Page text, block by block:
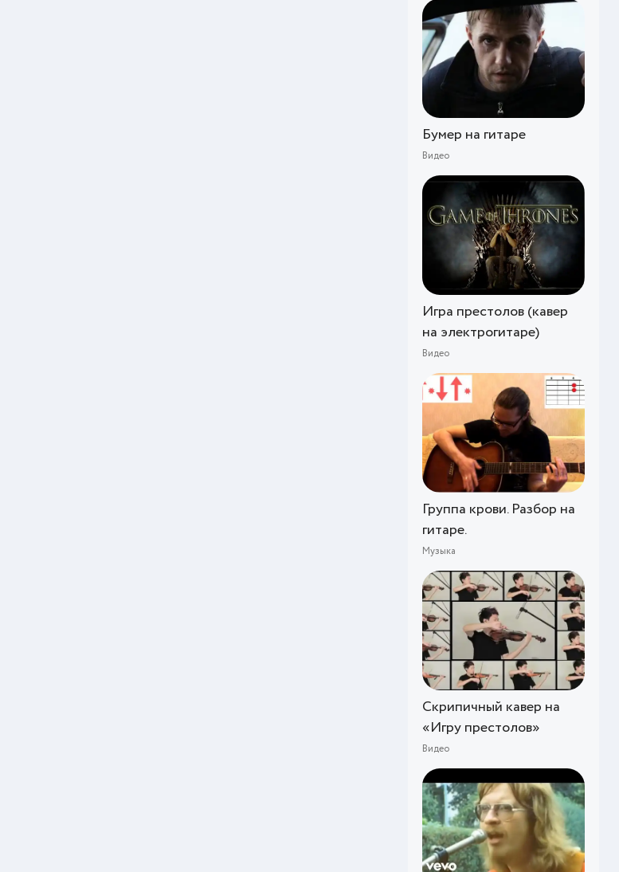
Бумер на гитаре
Видео
Игра престолов (кавер
на электрогитаре)
Видео
Группа крови. Разбор на
гитаре.
Музыка
Скрипичный кавер на
«Игру престолов»
Видео